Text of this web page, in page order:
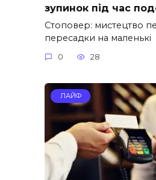
зупинок під час
Стоповер: мистецтво
пересадки на маленькі
0 28
ЛАЙФ